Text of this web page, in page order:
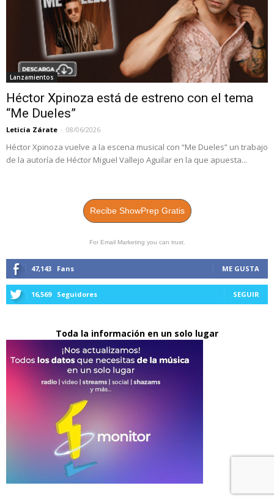
Lanzamientos
Héctor Xpinoza está de estreno con el tema
“Me Dueles”
Leticia Zárate - 08/06/2026
Héctor Xpinoza vuelve a la escena musical con “Me Dueles” un trabajo
de la autoría de Héctor Miguel Vallejo Aguilar en la que apuesta...
Recibe ShowPrep Gratis
For Email Marketing you can trust.
47,143 Fans ME GUSTA
16,569 Seguidores SEGUIR
Toda la información en un solo lugar